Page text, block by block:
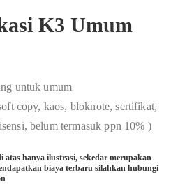
K3 Umum
untuk umum
copy, kaos, bloknote, sertifikat,
belum termasuk ppn 10% )
hanya ilustrasi, sekedar merupakan
biaya terbaru silahkan hubungi